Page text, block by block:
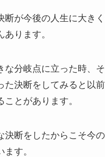
断が今後の人生に大き
あります。
な分岐点に立った時、
た決断をしてみると以
ことがあります。
決断をしたからこそ今
す。